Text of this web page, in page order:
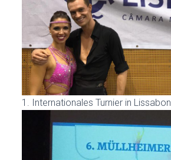
1. Internationales Turnier in Lissabon